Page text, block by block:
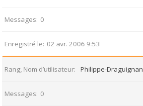
Messages 0
Enregistré le 02 avr. 2006 9:53
Rang, Nom d’utilisateur Philippe-Draguignan
Messages 0